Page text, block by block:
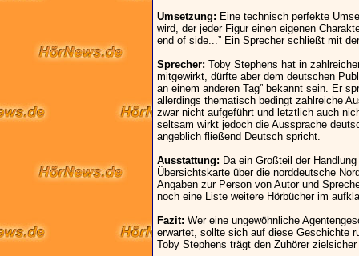
Umsetzung: Eine technisch perfekte
wird, der jeder Figur einen eigenen
end of side...” Ein Sprecher schließt mit
Sprecher: Toby Stephens hat in
mitgewirkt, dürfte aber dem deutschen
an einem anderen Tag” bekannt sein. Er
allerdings thematisch bedingt zahlreiche
zwar nicht aufgeführt und letztlich auch
seltsam wirkt jedoch die Aussprache
angeblich fließend Deutsch spricht.
Ausstattung: Da ein Großteil der
Übersichtskarte über die norddeutsche
Angaben zur Person von Autor und
noch eine Liste weitere Hörbücher im
Fazit: Wer eine ungewöhnliche
erwartet, sollte sich auf diese Geschichte
Toby Stephens trägt den Zuhörer